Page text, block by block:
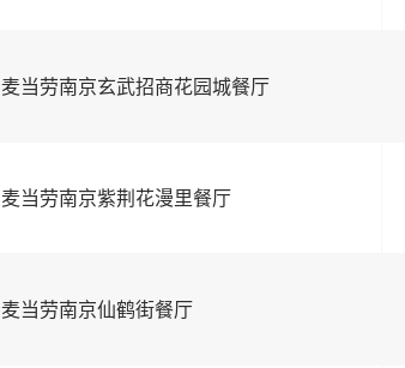
麦当劳南京玄武招商花园城餐厅
麦当劳南京紫荆花漫里餐厅
麦当劳南京仙鹤街餐厅